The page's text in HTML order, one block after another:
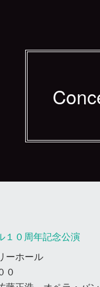
１０周年記念公演
ーホール
０